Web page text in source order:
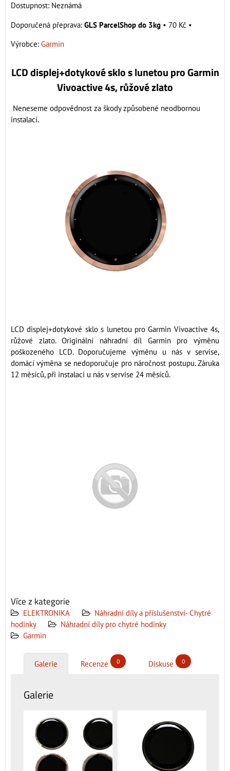
Dostupnost: Neznámá
GLS ParcelShop do 3kg • 70 Kč •
Výrobce: Garmin
LCD displej+dotykové sklo s lunetou pro Garmin
Vivoactive 4s, růžové zlato
Neneseme odpovědnost za škody způsobené neodbornou
instalací.
LCD displej+dotykové sklo s lunetou pro Garmin Vivoactive 4s,
růžové zlato. Originální náhradní díl Garmin pro výměnu
poškozeného LCD. Doporučujeme výměnu u nás v servise,
domácí výměna se nedoporučuje pro náročnost postupu. Záruka
12 měsíců, při instalaci u nás v servise 24 měsíců.
Více z kategorie
ELEKTRONIKA
Náhradní díly a příslušenství- Chytré
hodinky
Náhradní díly pro chytré hodinky
Garmin
Galerie Recenze 0 Diskuse 0
Galerie